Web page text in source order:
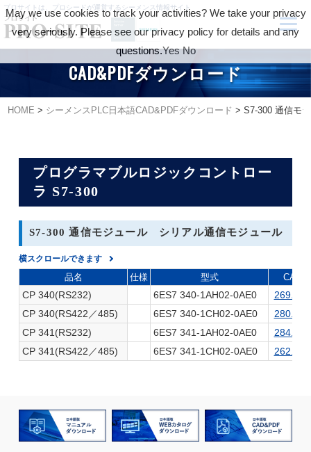
プロサイトは、プロシードが運営するシーメンス情報サイト
CAD&PDFダウンロード
HOME > シーメンスPLC日本語CAD&PDFダウンロード >S7-300 通信モ
プログラマブルロジックコントロー
ラ S7-300
S7-300 通信モジュール シリアル通信モジュール
横スクロールできます
品名 仕様 型式 CAD
CP 340(RS232) 6ES7 340-1AH02-0AE0
269.0KB
CP 340(RS422／485)
6ES7 340-1CH02-0AE0
280.0KB
CP 341(RS232)
6ES7 341-1AH02-0AE0
284.0KB
CP 341(RS422／485)
6ES7 341-1CH02-0AE0 262.0KB
May we use cookies to track your activities? We take your privacy
very seriously. Please see our privacy policy for details and any
questions.Yes No